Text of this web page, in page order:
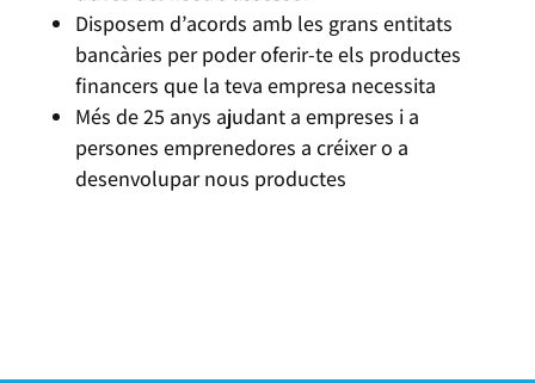
Disposem d’acords amb les grans entitats
bancàries per poder oferir-te els productes
financers que la teva empresa necessita
Més de 25 anys ajudant a empreses i a
persones emprenedores a créixer o a
desenvolupar nous productes